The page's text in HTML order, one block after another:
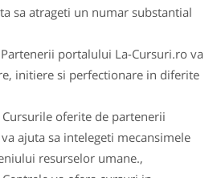
sa atrageti un numar substantial
portalului La-Cursuri.ro va
initiere si perfectionare in diferite
oferite de partenerii
ajuta sa intelegeti mecansimele
resurselor umane.,